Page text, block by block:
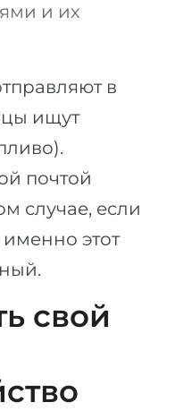
и их
в
ищут
почтой
случае, если
именно этот
свой